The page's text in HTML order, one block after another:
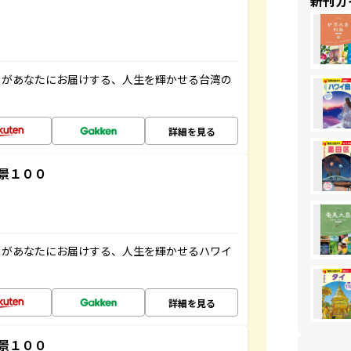
あなたにお届けする、人生を輝かせる台湾の
詳細を見る
１００
あなたにお届けする、人生を輝かせるハワイ
詳細を見る
１００